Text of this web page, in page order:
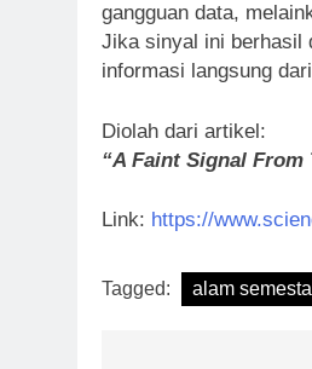
gangguan data,
Jika sinyal ini berhasil
informasi langsung
Diolah dari artikel:
“A Faint Signal From
Link: https://
Tagged: alam semesta